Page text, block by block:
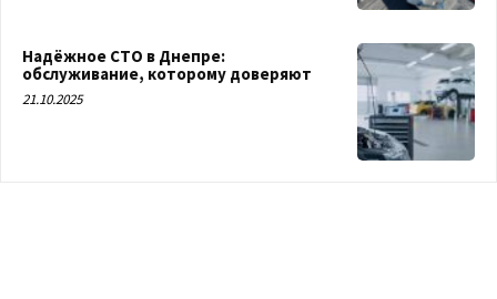
Надёжное СТО в Днепре:
обслуживание, которому доверяют
21.10.2025